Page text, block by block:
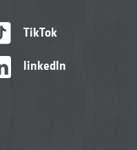
TikTok
linkedIn